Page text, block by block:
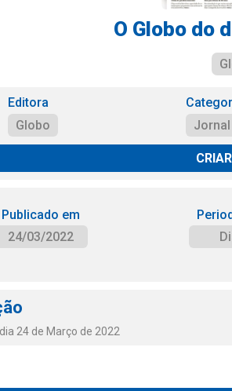
O Globo do
Editora
Globo
Jornal
Publicado em
24/03/2022
24 de Março de 2022